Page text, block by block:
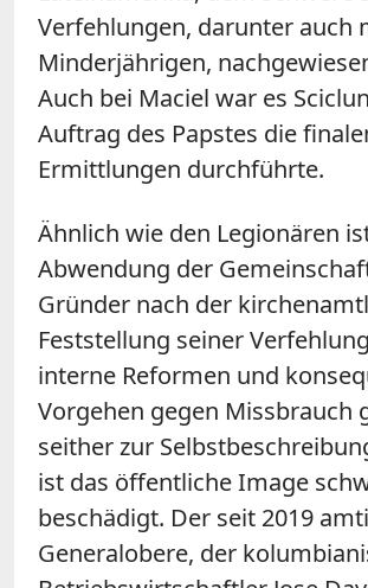
Verfehlungen, darunter auch
Minderjährigen,
Auch bei Maciel war es
Auftrag des Papstes die
Ermittlungen durchführte.
Ähnlich wie den Legionären
Abwendung der
Gründer nach der
Feststellung seiner
interne Reformen und
Vorgehen gegen Missbrauch
seither zur
ist das öffentliche Image
beschädigt. Der seit 2019
Generalobere, der